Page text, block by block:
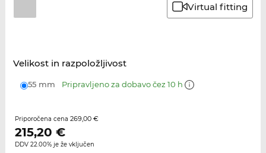
Virtual fitting
Velikost in razpoložljivost
55 mm Pripravljeno za dobavo čez 10 h
Priporočena cena 269,00 €
215,20 €
DDV 22.00% je že vključen